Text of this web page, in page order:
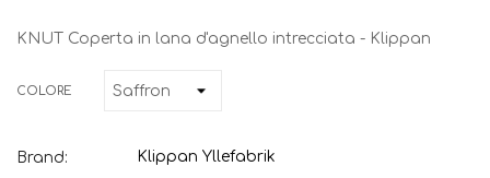
KNUT Coperta in lana d'agnello intrecciata - Klippan
COLORE
Brand: Klippan Yllefabrik